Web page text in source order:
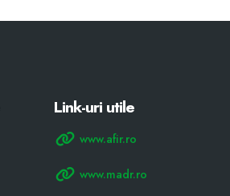
Link-uri utile
www.afir.ro
www.madr.ro